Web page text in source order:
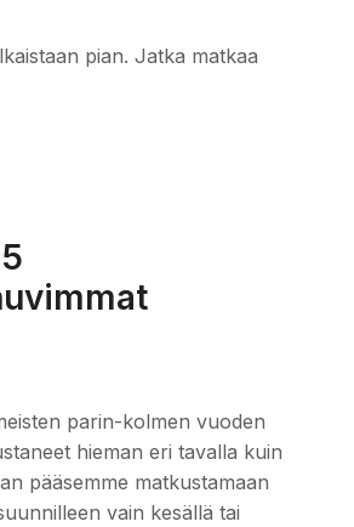
pian. Jatka matkaa
parin-kolmen vuoden
hieman eri tavalla kuin
pääsemme matkustamaan
vain kesällä tai